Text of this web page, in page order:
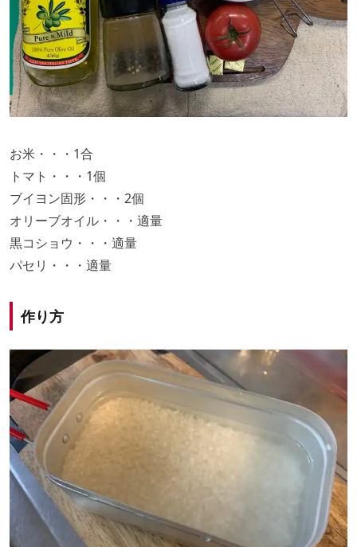
お米・・・1合
トマト・・・1個
ブイヨン固形・・・2個
オリーブオイル・・・適量
黒コショウ・・・適量
パセリ・・・適量
作り方